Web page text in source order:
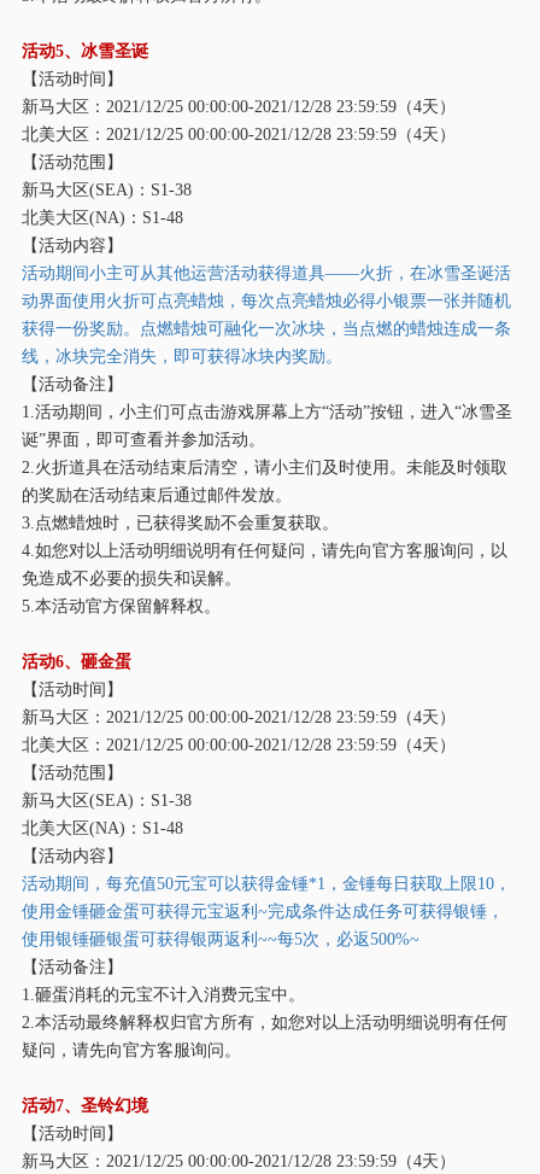
活动5、冰雪圣诞
【活动时间】
新马大区： 2021/12/25 00:00:00-2021/12/28 23:59:59（4天）
北美大区： 2021/12/25 00:00:00-2021/12/28 23:59:59（4天）
【活动范围】
新马大区(SEA)：S1-38
北美大区(NA)：S1-48
【活动内容】
活动期间小主可从其他运营活动获得道具——火折，在冰雪圣诞活
动界面使用火折可点亮蜡烛，每次点亮蜡烛必得小银票一张并随机
获得一份奖励。点燃蜡烛可融化一次冰块，当点燃的蜡烛连成一条
线，冰块完全消失，即可获得冰块内奖励。
【活动备注】
1.活动期间，小主们可点击游戏屏幕上方“活动”按钮，进入“冰雪圣
诞”界面，即可查看并参加活动。
2.火折道具在活动结束后清空，请小主们及时使用。未能及时领取
的奖励在活动结束后通过邮件发放。
3.点燃蜡烛时，已获得奖励不会重复获取。
4.如您对以上活动明细说明有任何疑问，请先向官方客服询问，以
免造成不必要的损失和误解。
5.本活动官方保留解释权。
活动6、砸金蛋
【活动时间】
新马大区： 2021/12/25 00:00:00-2021/12/28 23:59:59（4天）
北美大区： 2021/12/25 00:00:00-2021/12/28 23:59:59（4天）
【活动范围】
新马大区(SEA)：S1-38
北美大区(NA)：S1-48
【活动内容】
活动期间，每充值50元宝可以获得金锤*1，金锤每日获取上限10，
使用金锤砸金蛋可获得元宝返利~完成条件达成任务可获得银锤，
使用银锤砸银蛋可获得银两返利~~每5次，必返500%~
【活动备注】
1.砸蛋消耗的元宝不计入消费元宝中。
2.本活动最终解释权归官方所有，如您对以上活动明细说明有任何
疑问，请先向官方客服询问。
活动7、圣铃幻境
【活动时间】
新马大区： 2021/12/25 00:00:00-2021/12/28 23:59:59（4天）